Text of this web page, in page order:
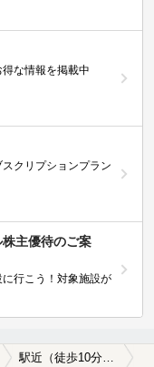
な情報を掲載中
クリプションプラン
株主優待のご案
行こう！対象施設が